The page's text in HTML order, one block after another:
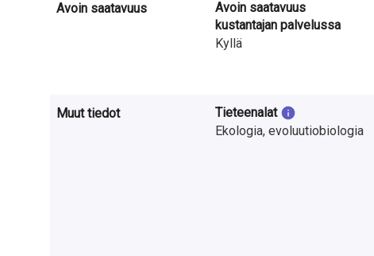
Avoin saatavuus
Avoin saatavuus
kustantajan palvelussa
Kyllä
Muut tiedot
Tieteenalat
Ekologia, evoluutiobiologia